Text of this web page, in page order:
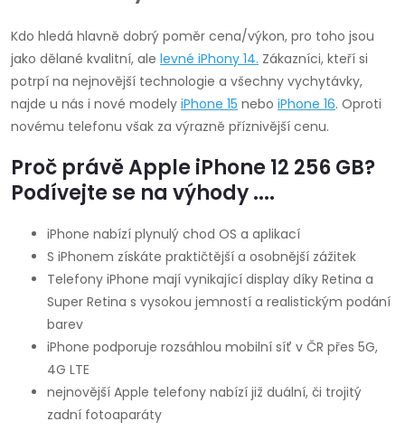
Kdo hledá hlavně dobrý poměr cena/výkon, pro toho jsou
jako dělané kvalitní, ale levné iPhony 14. Zákazníci, kteří si
potrpí na nejnovější technologie a všechny vychytávky,
najde u nás i nové modely iPhone 15 nebo iPhone 16. Oproti
novému telefonu však za výrazně příznivější cenu.
Proč právě Apple iPhone 12 256 GB?
Podívejte se na výhody ....
iPhone nabízí plynulý chod OS a aplikací
S iPhonem získáte praktičtější a osobnější zážitek
Telefony iPhone mají vynikající display díky Retina a
Super Retina s vysokou jemností a realistickým podání
barev
iPhone podporuje rozsáhlou mobilní síť v ČR přes 5G,
4G LTE
nejnovější Apple telefony nabízí již duální, či trojitý
zadní fotoaparáty